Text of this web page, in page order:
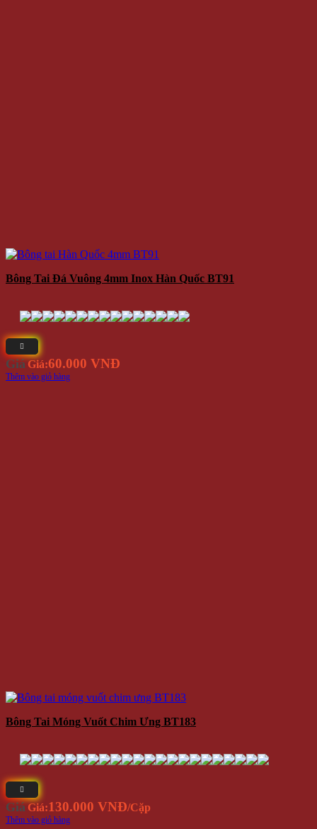
Bông Tai Đá Vuông 4mm Inox Hàn Quốc BT91
Giá Giá:60.000 VNĐ
Thêm vào giỏ hàng
Bông Tai Móng Vuốt Chim Ưng BT183
Giá Giá:130.000 VNĐ/Cặp
Thêm vào giỏ hàng